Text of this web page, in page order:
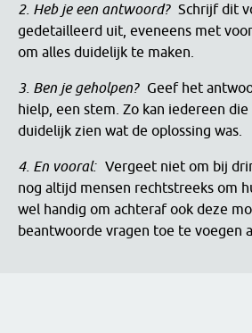
2. Heb je een antwoord? Schrijf dit
gedetailleerd uit, eveneens met
om alles duidelijk te maken.
3. Ben je geholpen?
Geef het
hielp, een stem. Zo kan iedereen
duidelijk zien wat de oplossing was.
4. En vooral: Vergeet niet om bij
nog altijd mensen rechtstreeks om
wel handig om achteraf ook deze
beantwoorde vragen toe te voegen